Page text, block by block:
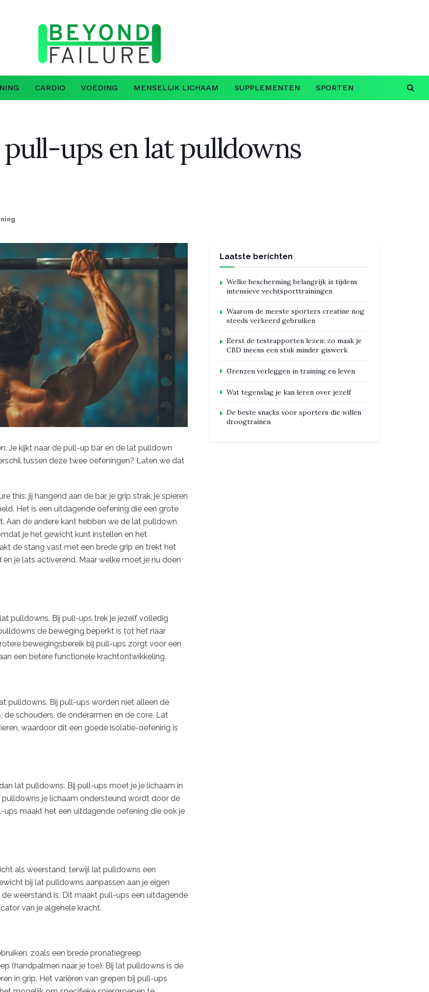
CARDIO VOEDING MENSELIJK LICHAAM SUPPLEMENTEN SPORTEN
ups en lat pulldowns
Je kijkt naar de pull-up bar en de lat pulldown
tussen deze twee oefeningen? Laten we dat
this: jij hangend aan de bar, je grip strak, je spieren
Het is een uitdagende oefening die een grote
Aan de andere kant hebben we de lat pulldown
je het gewicht kunt instellen en het
de stang vast met een brede grip en trekt het
je lats activerend. Maar welke moet je nu doen
pulldowns. Bij pull-ups trek je jezelf volledig
de beweging beperkt is tot het naar
bewegingsbereik bij pull-ups zorgt voor een
een betere functionele krachtontwikkeling.
pulldowns. Bij pull-ups worden niet alleen de
schouders, de onderarmen en de core. Lat
waardoor dit een goede isolatie-oefening is
lat pulldowns. Bij pull-ups moet je je lichaam in
je lichaam ondersteund wordt door de
maakt het een uitdagende oefening die ook je
als weerstand, terwijl lat pulldowns een
bij lat pulldowns aanpassen aan je eigen
weerstand is. Dit maakt pull-ups een uitdagende
van je algehele kracht.
zoals een brede pronatiegreep
(handpalmen naar je toe). Bij lat pulldowns is de
in grip. Het variëren van grepen bij pull-ups
Laatste berichten
Welke bescherming belangrijk is tijdens
intensieve vechtsporttrainingen
Waarom de meeste sporters creatine nog
steeds verkeerd gebruiken
Eerst de testrapporten lezen: zo maak je
CBD ineens een stuk minder giswerk
Grenzen verleggen in training en leven
Wat tegenslag je kan leren over jezelf
De beste snacks voor sporters die willen
droogtrainen